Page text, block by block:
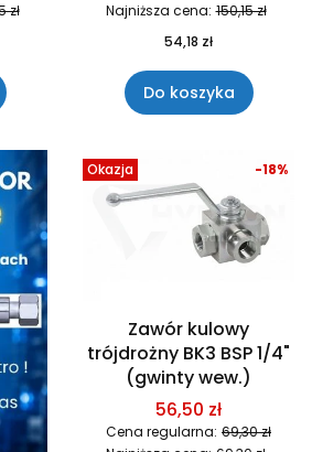
zł
Najniższa cena: 150,15 zł
54,18 zł
Do koszyka
Okazja
Zawór kulowy
trójdrożny BK3 BSP 1/4"
(gwinty wew.)
56,50 zł
Cena regularna: 69,30 zł
-18%